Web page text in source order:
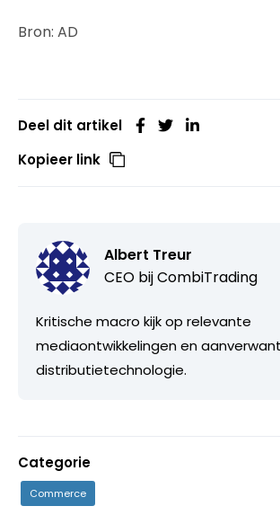
Bron: AD
Deel dit artikel
Kopieer link
Albert Treur
CEO bijCombiTrading
Kritische macro kijk op relevante
mediaontwikkelingen en
distributietechnologie.
Categorie
Commerce